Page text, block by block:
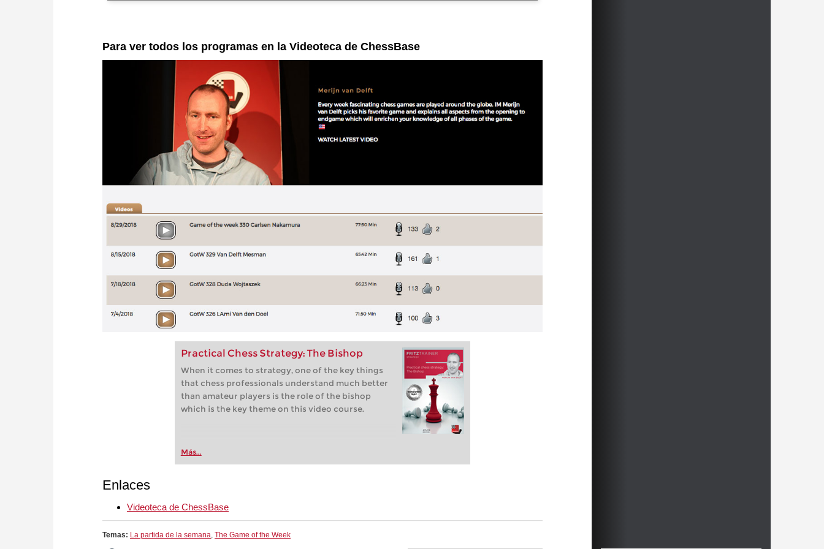
Para ver todos los programas en la Videoteca de ChessBase
Practical Chess Strategy: The Bishop
When it comes to strategy, one of the key things
that chess professionals understand much better
than amateur players is the role of the bishop
which is the key theme on this video course.
Más...
Enlaces
Videoteca de ChessBase
Temas: La partida de la semana, The Game of the Week